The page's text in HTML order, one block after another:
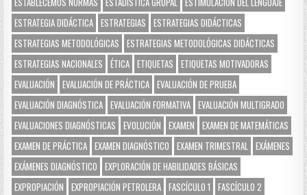
ESTRATEGIA DIDÁCTICA ESTRATEGIAS
ESTRATEGIAS DIDÁCTICAS
ESTRATEGIAS METODOLÓGICAS
ESTRATEGIAS METODOLÓGICAS DIDÁCTICAS
ESTRATEGIAS NACIONALES
ÉTICA ETIQUETAS
ETIQUETAS MOTIVADORAS
EVALUACIÓN
EVALUACIÓN DE PRÁCTICA EVALUACIÓN DE PRUEBA
EVALUACIÓN DIAGNÓSTICA EVALUACIÓN FORMATIVA EVALUACIÓN MULTIGRADO
EVALUACIONES DIAGNÓSTICAS
EVOLUCIÓN EXAMEN
EXAMEN DE MATEMÁTICAS
EXAMEN DE PRÁCTICA EXAMEN DIAGNÓSTICO EXAMEN TRIMESTRAL EXÁMENES
EXÁMENES DIAGNÓSTICO
EXPLORACIÓN DE HABILIDADES BÁSICAS
EXPROPIACIÓN
EXPROPIACIÓN PETROLERA FASCÍCULO 1
FASCÍCULO 2